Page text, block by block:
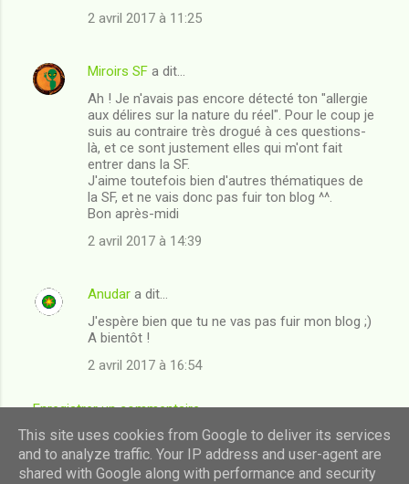
2 avril 2017 à 11:25
Miroirs SF a dit…
Ah ! Je n'avais pas encore détecté ton "allergie
aux délires sur la nature du réel". Pour le coup je
suis au contraire très drogué à ces questions-
là, et ce sont justement elles qui m'ont fait
entrer dans la SF.
J'aime toutefois bien d'autres thématiques de
la SF, et ne vais donc pas fuir ton blog ^^.
Bon après-midi
2 avril 2017 à 14:39
Anudar a dit…
J'espère bien que tu ne vas pas fuir mon blog ;)
A bientôt !
2 avril 2017 à 16:54
Enregistrer un commentaire
This site uses cookies from Google to deliver its services
and to analyze traffic. Your IP address and user-agent are
shared with Google along with performance and security